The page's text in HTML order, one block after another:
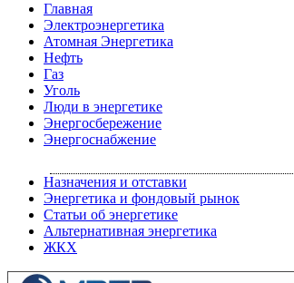
Главная
Электроэнергетика
Атомная Энергетика
Нефть
Газ
Уголь
Люди в энергетике
Энергосбережение
Энергоснабжение
Назначения и отставки
Энергетика и фондовый рынок
Статьи об энергетике
Альтернативная энергетика
ЖКХ